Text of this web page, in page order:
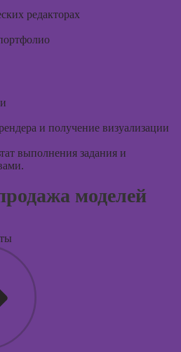
редакторах
и получение визуализации
выполнения задания и
моделей